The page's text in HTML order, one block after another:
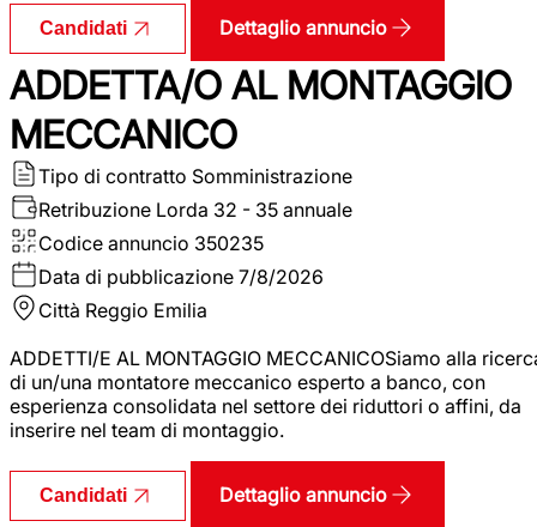
Candidati Dettaglio annuncio
ADDETTA/O AL MONTAGGIO
MECCANICO
Tipo di contratto Somministrazione
Retribuzione Lorda 32 - 35 annuale
Codice annuncio 350235
Data di pubblicazione 7/8/2026
Città Reggio Emilia
ADDETTI/E AL MONTAGGIO MECCANICOSiamo alla
di un/una montatore meccanico esperto a banco, con
esperienza consolidata nel settore dei riduttori o affini, da
inserire nel team di montaggio.
Candidati Dettaglio annuncio